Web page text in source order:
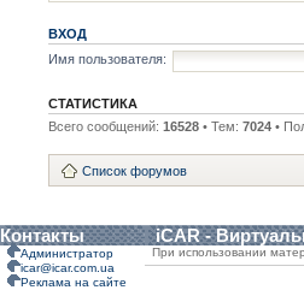
ВХОД
Имя пользователя:
СТАТИСТИКА
Всего сообщений: 16528 • Тем: 7024 •
Список форумов
Контакты iCAR -
Администратор
icar@icar.com.ua
Реклама на сайте
При использовании